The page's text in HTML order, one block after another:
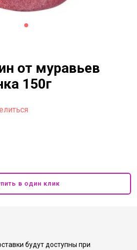
от муравьев
150г
в один клик
будут доступны при